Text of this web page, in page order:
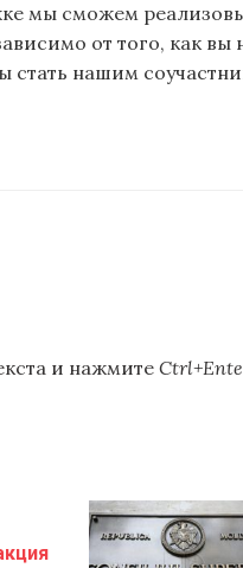
мы сможем
от того, как вы
стать нашим
и нажмите